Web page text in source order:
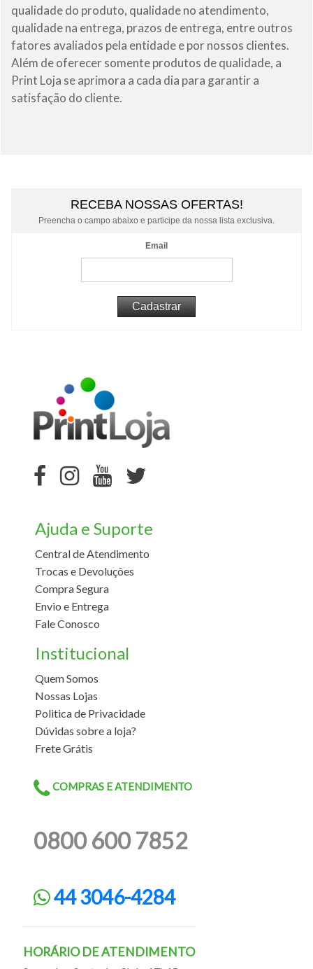
qualidade do produto, qualidade no atendimento,
qualidade na entrega, prazos de entrega, entre outros
fatores avaliados pela entidade e por nossos clientes.
Além de oferecer somente produtos de qualidade, a
Print Loja se aprimora a cada dia para garantir a
satisfação do cliente.
RECEBA NOSSAS OFERTAS!
Preencha o campo abaixo e participe da nossa lista exclusiva.
Email
Ajuda e Suporte
Central de Atendimento
Trocas e Devoluções
Compra Segura
Envio e Entrega
Fale Conosco
Institucional
Quem Somos
Nossas Lojas
Politica de Privacidade
Dúvidas sobre a loja?
Frete Grátis
COMPRAS E ATENDIMENTO
0800 600 7852
44 3046-4284
HORÁRIO DE ATENDIMENTO